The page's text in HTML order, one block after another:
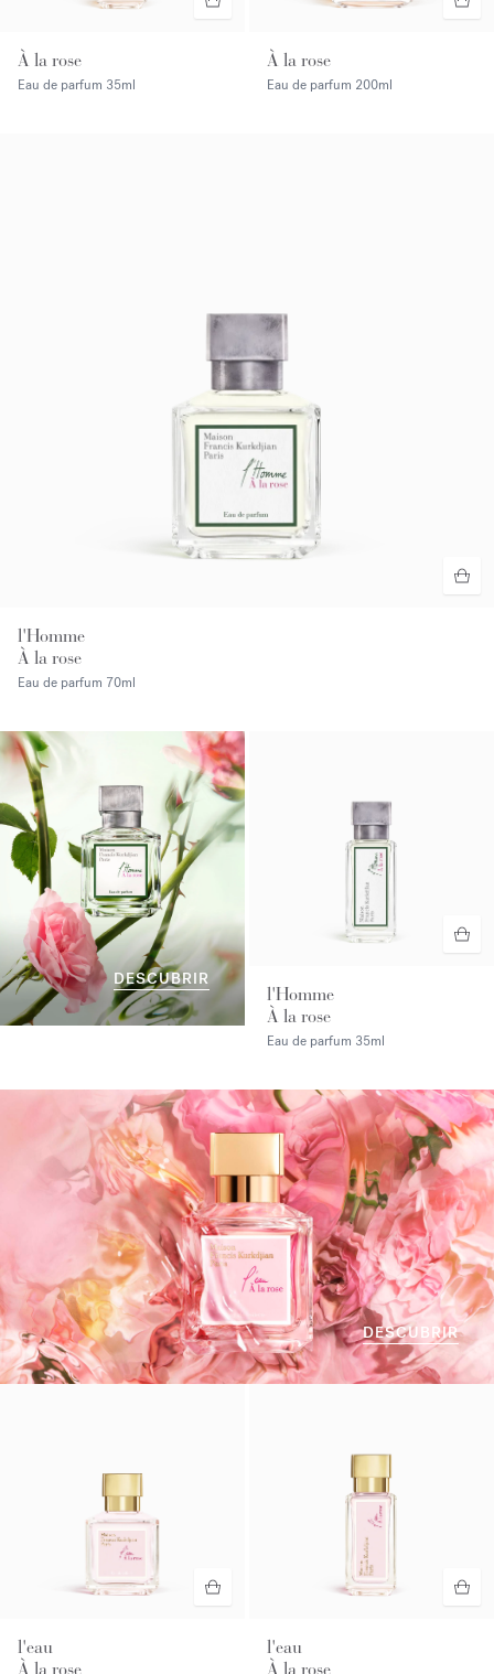
À la rose
Eau de parfum 35ml
À la rose
Eau de parfum 200ml
l'Homme
À la rose
Eau de parfum 70ml
DESCUBRIR
l'Homme
À la rose
Eau de parfum 35ml
DESCUBRIR
l'eau
À la rose
l'eau
À la rose